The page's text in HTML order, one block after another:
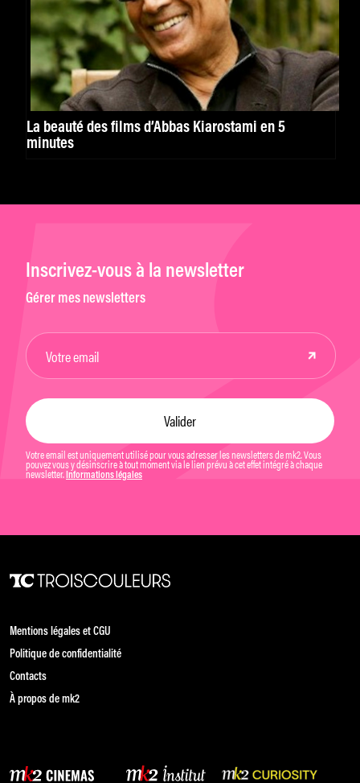
La beauté des films d’Abbas Kiarostami en 5
minutes
Inscrivez-vous à la newsletter
Gérer mes newsletters
Votre email est uniquement utilisé pour vous adresser les newsletters de mk2. Vous
pouvez vous y désinscrire à tout moment via le lien prévu à cet effet intégré à chaque
newsletter. Informations légales
Mentions légales et CGU
Politique de confidentialité
Contacts
À propos de mk2